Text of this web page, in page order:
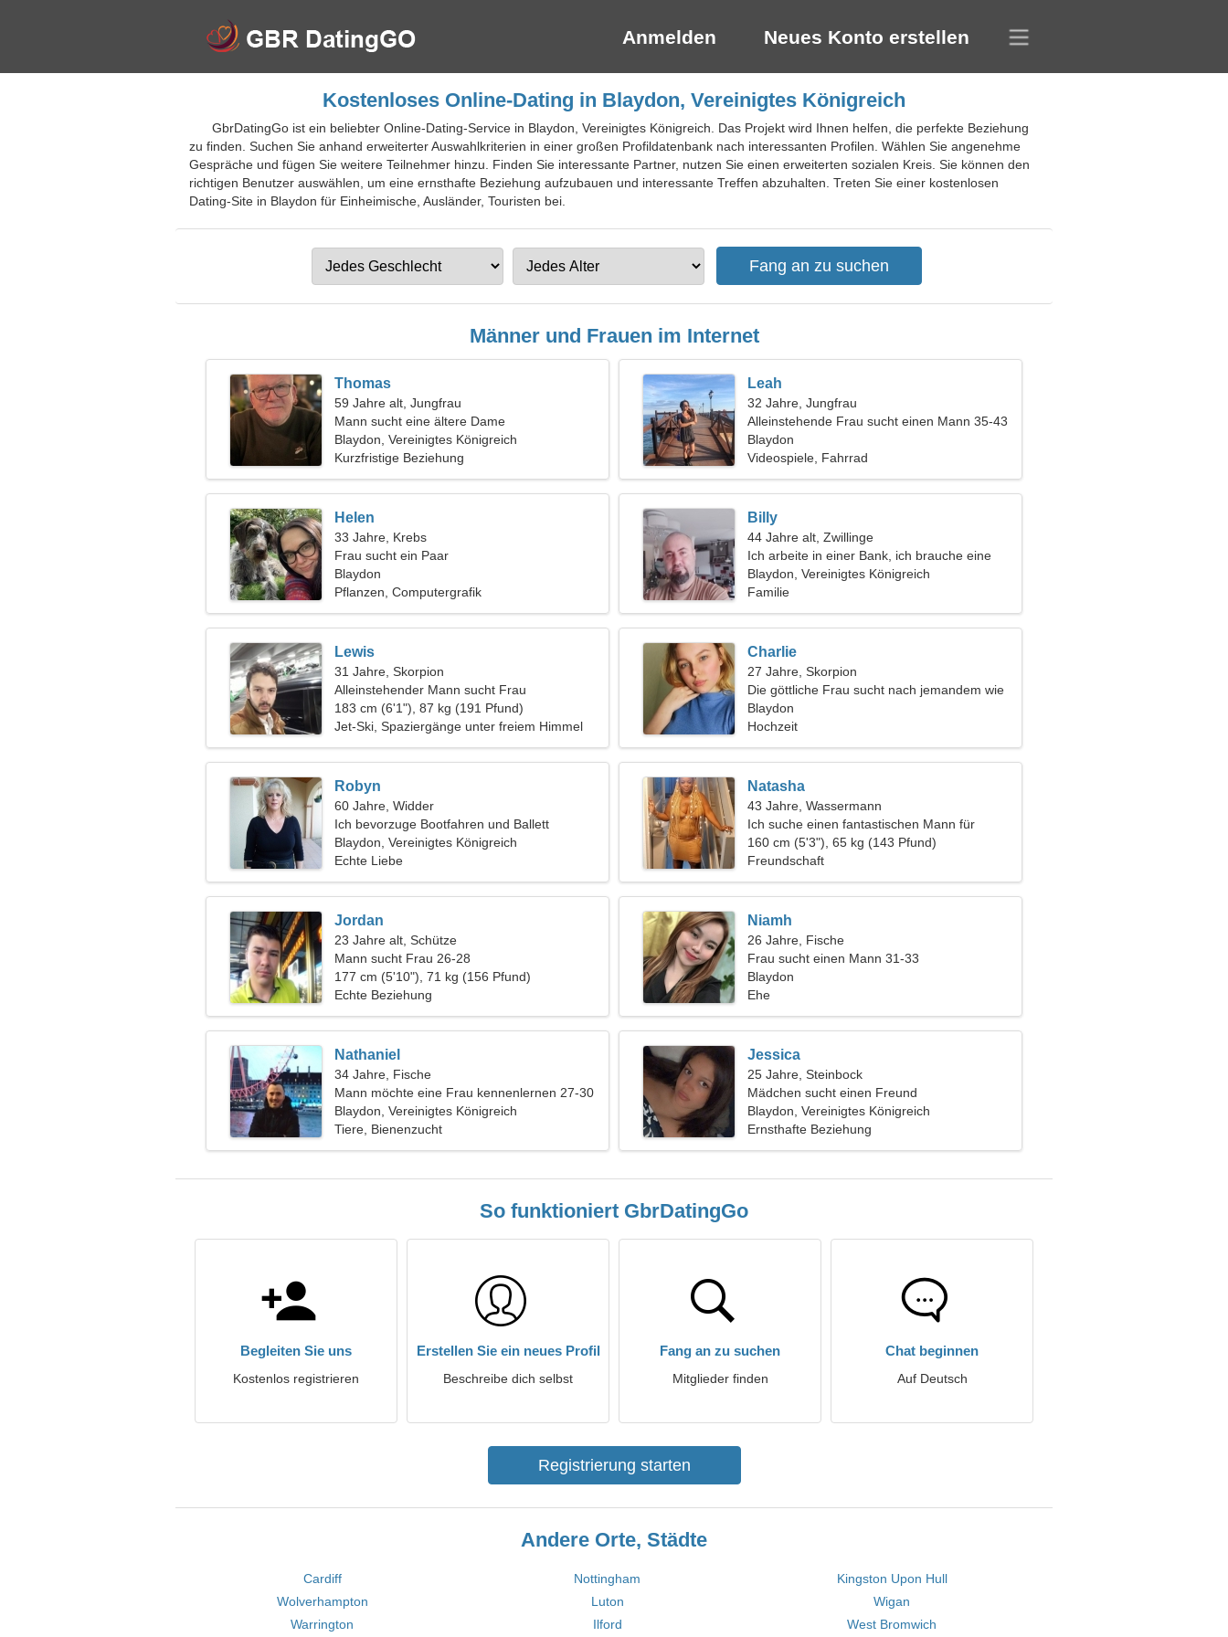
Anmelden Neues Konto erstellen
Kostenloses Online-Dating in Blaydon, Vereinigtes Königreich
GbrDatingGo ist ein beliebter Online-Dating-Service in Blaydon, Vereinigtes Königreich. Das Projekt wird Ihnen helfen, die perfekte Beziehung
zu finden. Suchen Sie anhand erweiterter Auswahlkriterien in einer großen Profildatenbank nach interessanten Profilen. Wählen Sie angenehme
Gespräche und fügen Sie weitere Teilnehmer hinzu. Finden Sie interessante Partner, nutzen Sie einen erweiterten sozialen Kreis. Sie können den
richtigen Benutzer auswählen, um eine ernsthafte Beziehung aufzubauen und interessante Treffen abzuhalten. Treten Sie einer kostenlosen
Dating-Site in Blaydon für Einheimische, Ausländer, Touristen bei.
Männer und Frauen im Internet
Thomas
59 Jahre alt, Jungfrau
Mann sucht eine ältere Dame
Blaydon, Vereinigtes Königreich
Kurzfristige Beziehung
Leah
32 Jahre, Jungfrau
Alleinstehende Frau sucht einen Mann 35-43
Blaydon
Videospiele, Fahrrad
Helen
33 Jahre, Krebs
Frau sucht ein Paar
Blaydon
Pflanzen, Computergrafik
Billy
44 Jahre alt, Zwillinge
Ich arbeite in einer Bank, ich brauche eine
verführerische Frau
Blaydon, Vereinigtes Königreich
Familie
Lewis
31 Jahre, Skorpion
Alleinstehender Mann sucht Frau
183 cm (6'1"), 87 kg (191 Pfund)
Jet-Ski, Spaziergänge unter freiem Himmel
Charlie
27 Jahre, Skorpion
Die göttliche Frau sucht nach jemandem wie
dir
Blaydon
Hochzeit
Robyn
60 Jahre, Widder
Ich bevorzuge Bootfahren und Ballett
Blaydon, Vereinigtes Königreich
Echte Liebe
Natasha
43 Jahre, Wassermann
Ich suche einen fantastischen Mann für
Romantik
160 cm (5'3"), 65 kg (143 Pfund)
Freundschaft
Jordan
23 Jahre alt, Schütze
Mann sucht Frau 26-28
177 cm (5'10"), 71 kg (156 Pfund)
Echte Beziehung
Niamh
26 Jahre, Fische
Frau sucht einen Mann 31-33
Blaydon
Ehe
Nathaniel
34 Jahre, Fische
Mann möchte eine Frau kennenlernen 27-30
Blaydon, Vereinigtes Königreich
Tiere, Bienenzucht
Jessica
25 Jahre, Steinbock
Mädchen sucht einen Freund
Blaydon, Vereinigtes Königreich
Ernsthafte Beziehung
So funktioniert GbrDatingGo
Begleiten Sie uns
Kostenlos registrieren
Erstellen Sie ein neues Profil
Beschreibe dich selbst
Fang an zu suchen
Mitglieder finden
Chat beginnen
Auf Deutsch
Registrierung starten
Andere Orte, Städte
Cardiff Nottingham
Kingston Upon Hull
Wolverhampton
Luton
Wigan
Warrington
Ilford West Bromwich